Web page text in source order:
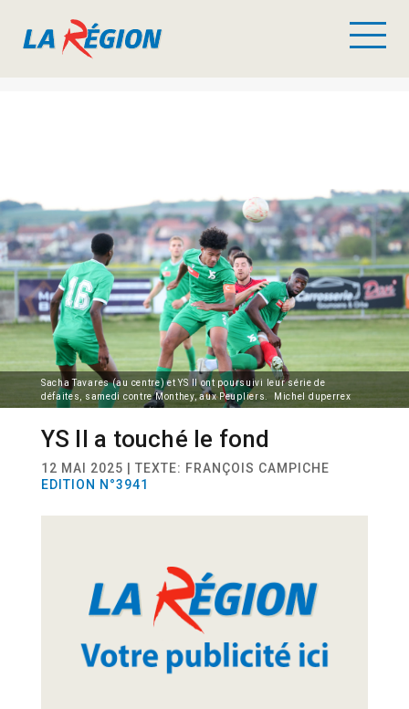
Sacha Tavares (au centre) et YS II ont poursuivi leur série de
défaites, samedi contre Monthey, aux Peupliers. Michel duperrex
YS II a touché le fond
12 MAI 2025 | TEXTE: FRANÇOIS CAMPICHE
EDITION N°3941